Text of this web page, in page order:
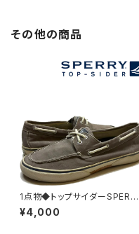
その他の商品
1点物◆トップサイダーSPERRY
デッキシューズ/キャンバススニ
ーカー古着メンズ27.5レディー
¥4,000